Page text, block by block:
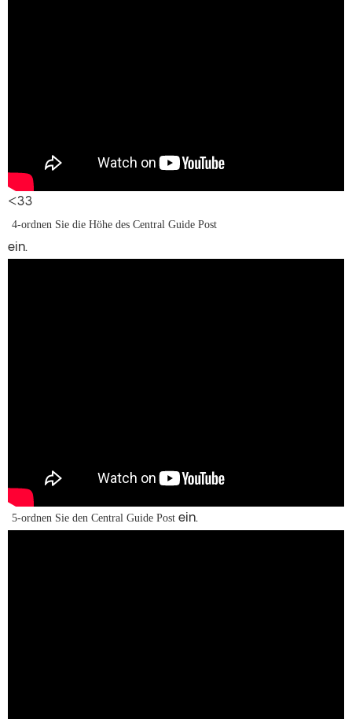
<33
4-ordnen Sie die Höhe des Central Guide Post
ein.
5-ordnen Sie den Central Guide Post ein.